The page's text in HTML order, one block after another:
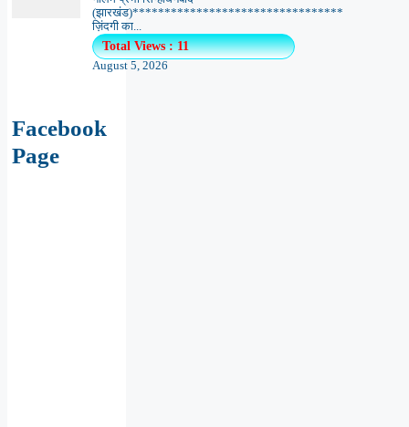
(झारखंड)*********************************
ज़िंदगी का...
Total Views : 11
August 5, 2026
Facebook
Page